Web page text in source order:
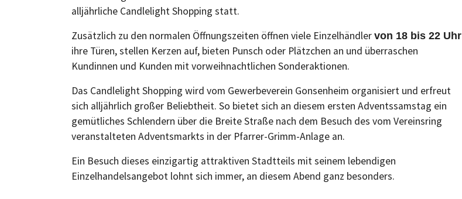
alljährliche Candlelight Shopping statt.
Zusätzlich zu den normalen Öffnungszeiten öffnen viele Einzelhändler von 18 bis 22 Uhr
ihre Türen, stellen Kerzen auf, bieten Punsch oder Plätzchen an und überraschen
Kundinnen und Kunden mit vorweihnachtlichen Sonderaktionen.
Das Candlelight Shopping wird vom Gewerbeverein Gonsenheim organisiert und erfreut
sich alljährlich großer Beliebtheit. So bietet sich an diesem ersten Adventssamstag ein
gemütliches Schlendern über die Breite Straße nach dem Besuch des vom Vereinsring
veranstalteten Adventsmarkts in der Pfarrer-Grimm-Anlage an.
Ein Besuch dieses einzigartig attraktiven Stadtteils mit seinem lebendigen
Einzelhandelsangebot lohnt sich immer, an diesem Abend ganz besonders.